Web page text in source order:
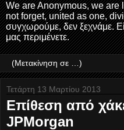
We are Anonymous, we are
not forget, united as one,
συγχωρούμε, δεν ξεχνάμε.
μας περιμένετε.
Τετάρτη 13 Μαρτίου 2013
Επίθεση από
JPMorgan